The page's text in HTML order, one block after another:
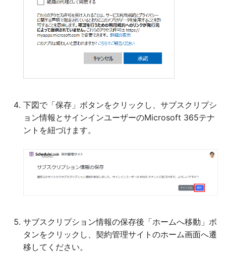
下図で「保存」ボタンをクリックし、サブスクリプシ
ョン情報とサインインユーザーのMicrosoft 365テナ
ントを紐づけます。
サブスクリプション情報の保存後「ホームへ移動」ボ
タンをクリックし、契約管理サイトのホーム画面へ遷
移してください。